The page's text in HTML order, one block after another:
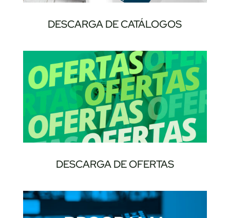
DESCARGA DE CATÁLOGOS
DESCARGA DE OFERTAS